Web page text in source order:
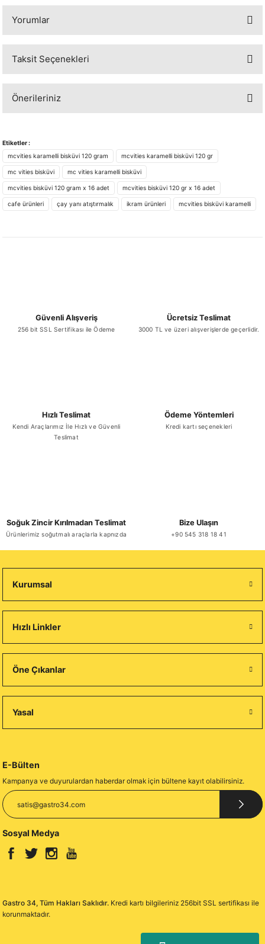
Yorumlar
Taksit Seçenekleri
Önerileriniz
iletebilirsiniz.
Görüş ve önerileriniz için teşekkür ederiz.
Ürün resmi kalitesiz, bozuk veya görüntülenemiyor.
Ürün açıklamasında eksik bilgiler bulunuyor.
Etiketler :
mcvities karamelli bisküvi 120 gram
mcvities karamelli bisküvi 120 gr
mc vities bisküvi mc vities karamelli bisküvi
mcvities bisküvi 120 gram x 16 adet mcvities bisküvi 120 gr x 16 adet
cafe ürünleri çay yanı atıştırmalık ikram ürünleri mcvities bisküvi karamelli
Güvenli Alışveriş
256 bit SSL Sertifikası ile Ödeme
Ücretsiz Teslimat
3000 TL ve üzeri alışverişlerde geçerlidir.
Hızlı Teslimat
Kendi Araçlarımız İle Hızlı ve Güvenli
Teslimat
Ödeme Yöntemleri
Kredi kartı seçenekleri
Soğuk Zincir Kırılmadan Teslimat
Ürünlerimiz soğutmalı araçlarla kapnızda
Bize Ulaşın
+90 545 318 18 41
Kurumsal
Hızlı Linkler
Öne Çıkanlar
Yasal
E-Bülten
Kampanya ve duyurulardan haberdar olmak için bültene kayıt olabilirsiniz.
Sosyal Medya
Gastro 34, Tüm Hakları Saklıdır. Kredi kartı bilgileriniz 256bit SSL sertifikası ile
korunmaktadır.